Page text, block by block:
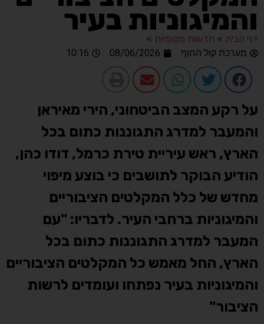
והמיגוניות בעיר
דף הבית » חדשות מקומיות »
מערכת קול החוף
08/06/2026
10:16
על רקע המצב הביטחוני, הירי מאיראן
והמעבר למדרג התגוננות כתום בכל
הארץ, ראש עיריית טירת כרמל, דודו כהן,
הודיע הבוקר לתושבים כי בוצע מיפוי
מחדש של כלל המקלטים הציבוריים
והמיגוניות ברחבי העיר. לדבריו: "עם
המעבר למדרג התגוננות כתום בכל
הארץ, החל מאמש כל המקלטים הציבוריים
והמיגוניות בעיר נפתחו ועומדים לרשות
הציבור"